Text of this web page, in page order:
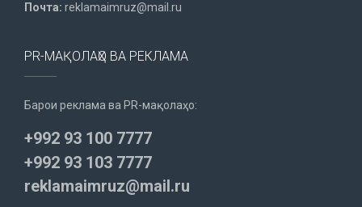
Почта: reklamaimruz@mail.ru
PR-МАҚОЛАҲО ВА РЕКЛАМА
Барои реклама ва PR-мақолаҳо:
+992 93 100 7777
+992 93 103 7777
reklamaimruz@mail.ru